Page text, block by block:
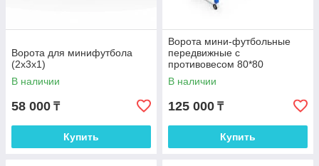
Ворота для минифутбола
(2х3х1)
В наличии
58 000 ₸
Купить
Ворота мини-футбольные
передвижные с
противовесом 80*80
В наличии
125 000 ₸
Купить